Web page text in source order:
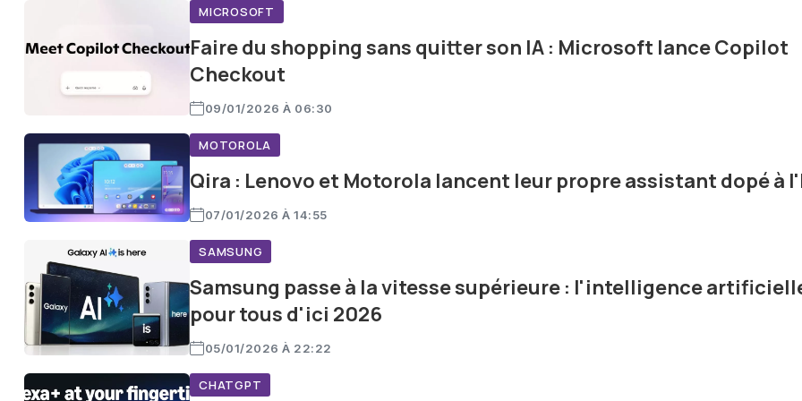
MICROSOFT
Faire du shopping sans quitter son IA : Microsoft lance Copilot
Checkout
09/01/2026 À 06:30
MOTOROLA
Qira : Lenovo et Motorola lancent leur propre assistant dopé à
07/01/2026 À 14:55
SAMSUNG
Samsung passe à la vitesse supérieure : l'intelligence
pour tous d'ici 2026
05/01/2026 À 22:22
CHATGPT